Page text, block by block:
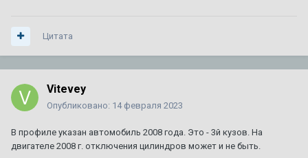
Планирую продажу уникального BLS
ТО XT5 1 2 3 4 7
154 ответа 710 956 просмотров
Цитата
Vitevey
Опубликовано: 14 февраля 2023
В профиле указан автомобиль 2008 года. Это - 3й кузов. На
двигателе 2008 г. отключения цилиндров может и не быть.